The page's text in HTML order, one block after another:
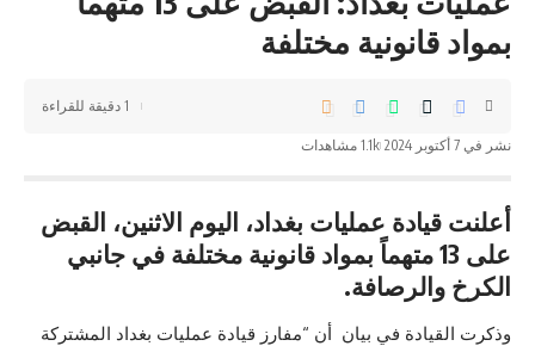
بمواد قانونية مختلفة
نشر في 7 أكتوبر 2024 1.1k مشاهدات
1 دقيقة للقراءة
أعلنت قيادة عمليات بغداد، اليوم الاثنين، القبض
على 13 متهماً بمواد قانونية مختلفة في جانبي
الكرخ والرصافة.
وذكرت القيادة في بيان أن “مفارز قيادة عمليات بغداد المشتركة